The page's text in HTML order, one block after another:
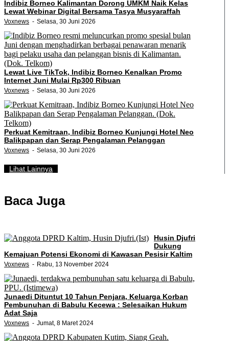
Indibiz Borneo Kalimantan Dorong UMKM Naik Kelas
Lewat Webinar Digital Bersama Tasya Musyaraffah
Voxnews Selasa, 30 Juni 2026
Lewat Live TikTok, Indibiz Borneo Kenalkan Promo
Internet Juni Mulai Rp300 Ribuan
Voxnews Selasa, 30 Juni 2026
Perkuat Kemitraan, Indibiz Borneo Kunjungi Hotel Neo
Balikpapan dan Serap Pengalaman Pelanggan
Voxnews Selasa, 30 Juni 2026
Lihat Lainnya
Baca Juga
Husin Djufri
Dukung
Kemajuan Potensi Ekonomi di Kawasan Pesisir Kaltim
Voxnews Rabu, 13 November 2024
Junaedi Dituntut 10 Tahun Penjara, Keluarga Korban
Pembunuhan di Babulu Kecewa : Selesaikan Hukum
Adat Saja
Voxnews Jumat, 8 Maret 2024